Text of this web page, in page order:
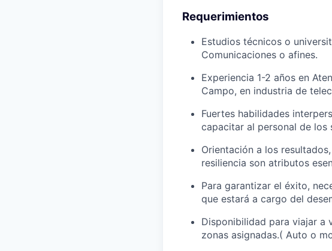
Requerimientos
Estudios técnicos o
Comunicaciones o afines.
Experiencia 1-2 años en
Campo, en industria de
Fuertes habilidades
capacitar al personal de los
Orientación a los
resiliencia son atributos
Para garantizar el éxito,
que estará a cargo del
Disponibilidad para viajar a
zonas asignadas.( Auto o